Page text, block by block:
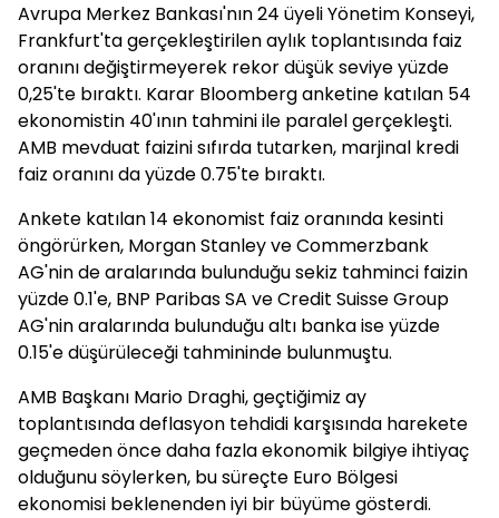
Avrupa Merkez Bankası'nın 24 üyeli Yönetim Konseyi,
Frankfurt'ta gerçekleştirilen aylık toplantısında faiz
oranını değiştirmeyerek rekor düşük seviye yüzde
0,25'te bıraktı. Karar Bloomberg anketine katılan 54
ekonomistin 40'ının tahmini ile paralel gerçekleşti.
AMB mevduat faizini sıfırda tutarken, marjinal kredi
faiz oranını da yüzde 0.75'te bıraktı.
Ankete katılan 14 ekonomist faiz oranında kesinti
öngörürken, Morgan Stanley ve Commerzbank
AG'nin de aralarında bulunduğu sekiz tahminci faizin
yüzde 0.1'e, BNP Paribas SA ve Credit Suisse Group
AG'nin aralarında bulunduğu altı banka ise yüzde
0.15'e düşürüleceği tahmininde bulunmuştu.
AMB Başkanı Mario Draghi, geçtiğimiz ay
toplantısında deflasyon tehdidi karşısında harekete
geçmeden önce daha fazla ekonomik bilgiye ihtiyaç
olduğunu söylerken, bu süreçte Euro Bölgesi
ekonomisi beklenenden iyi bir büyüme gösterdi.